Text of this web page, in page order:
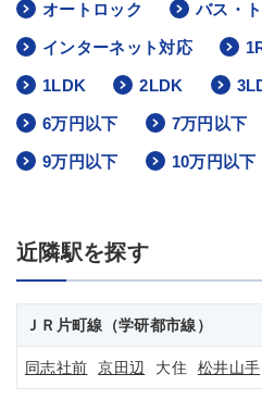
オートロック バス・
インターネット対応
1LDK 2LDK
6万円以下 7万円以下
9万円以下 10万円以下
近隣駅を探す
ＪＲ片町線（学研都市線）
同志社前 京田辺 大住 松井山手